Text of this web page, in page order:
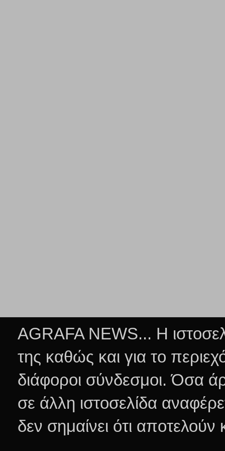
AGRAFA NEWS... Η
της καθώς και για το
διάφοροι σύνδεσμοι.Όσα
σε άλλη ιστοσελίδα
δεν σημαίνει ότι